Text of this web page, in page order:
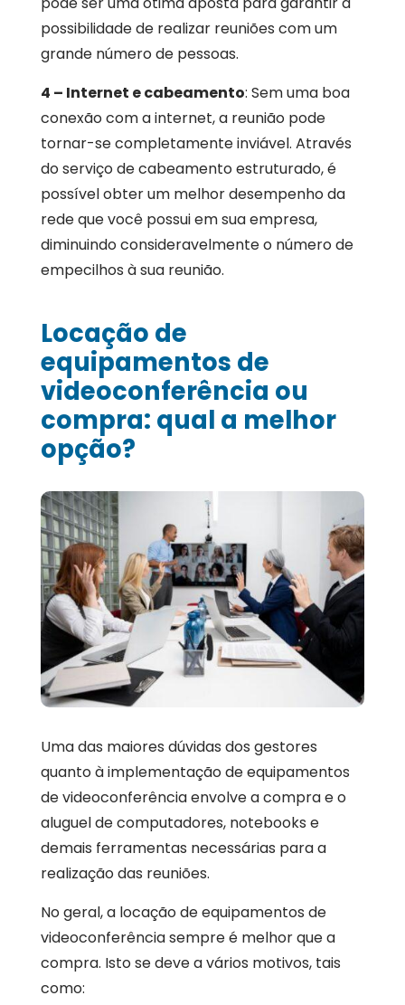
possibilidade de realizar reuniões com um
grande número de pessoas.
4 – Internet e cabeamento: Sem uma boa
conexão com a internet, a reunião pode
tornar-se completamente inviável. Através
do serviço de cabeamento estruturado, é
possível obter um melhor desempenho da
rede que você possui em sua empresa,
diminuindo consideravelmente o número de
empecilhos à sua reunião.
Locação de
equipamentos de
videoconferência ou
compra: qual a melhor
opção?
Uma das maiores dúvidas dos gestores
quanto à implementação de equipamentos
de videoconferência envolve a compra e o
aluguel de computadores, notebooks e
demais ferramentas necessárias para a
realização das reuniões.
No geral, a locação de equipamentos de
videoconferência sempre é melhor que a
compra. Isto se deve a vários motivos, tais
como: